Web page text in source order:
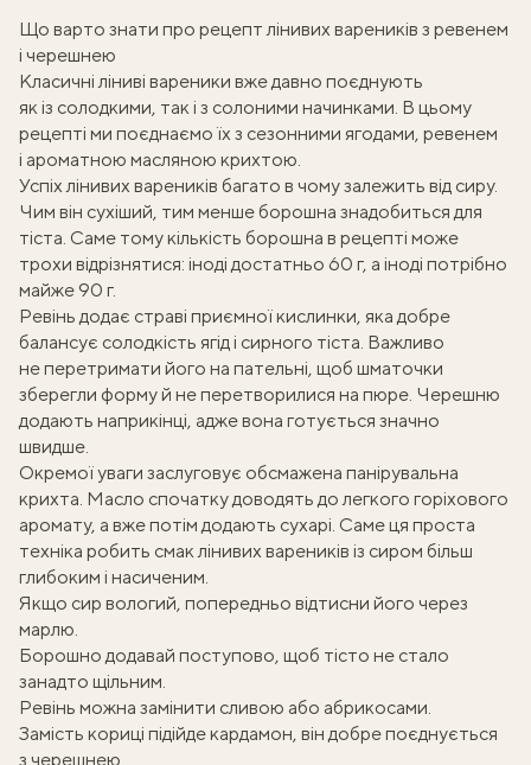
Що варто знати про рецепт лінивих вареників з ревенем
і черешнею
Класичні ліниві вареники вже давно поєднують
як із солодкими, так і з солоними начинками. В цьому
рецепті ми поєднаємо їх з сезонними ягодами, ревенем
і ароматною масляною крихтою.
Успіх лінивих вареників багато в чому залежить від сиру.
Чим він сухіший, тим менше борошна знадобиться для
тіста. Саме тому кількість борошна в рецепті може
трохи відрізнятися: іноді достатньо 60 г, а іноді потрібно
майже 90 г.
Ревінь додає страві приємної кислинки, яка добре
балансує солодкість ягід і сирного тіста. Важливо
не перетримати його на пательні, щоб шматочки
зберегли форму й не перетворилися на пюре. Черешню
додають наприкінці, адже вона готується значно
швидше.
Окремої уваги заслуговує обсмажена панірувальна
крихта. Масло спочатку доводять до легкого горіхового
аромату, а вже потім додають сухарі. Саме ця проста
техніка робить смаклінивих вареників із сиром більш
глибоким і насиченим.
Якщо сир вологий, попередньо відтисни його через
марлю.
Борошно додавай поступово, щоб тісто не стало
занадто щільним.
Ревінь можна замінити сливою або абрикосами.
Замість кориці підійде кардамон, він добре поєднується
з черешнею.